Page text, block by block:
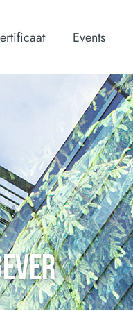
Events